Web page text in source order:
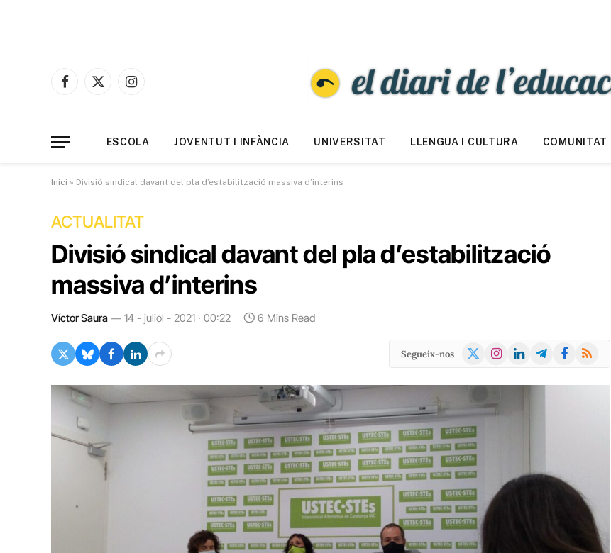
Facebook
X
Instagram
ESCOLA JOVENTUT I INFÀNCIA UNIVERSITAT LLENGUA I CULTURA COMUNITAT
Inici » Divisió sindical davant del pla d’estabilització massiva d’interins
ACTUALITAT
Divisió sindical davant del pla d’estabilització
massiva d’interins
Víctor Saura 14 - juliol - 2021 · 00:22 6 Mins Read
Segueix-nos
X
Instagram
LinkedInTelegramFacebook
RSS